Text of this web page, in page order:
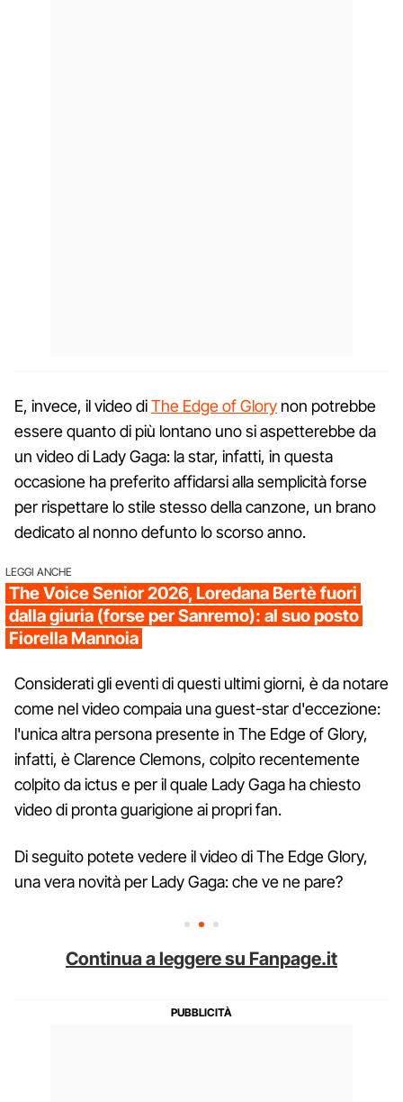
E, invece, il video diThe Edge of Glory non potrebbe
essere quanto di più lontano uno si aspetterebbe da
un video di Lady Gaga: la star, infatti, in questa
occasione ha preferito affidarsi alla semplicità forse
per rispettare lo stile stesso della canzone, un brano
dedicato al nonno defunto lo scorso anno.
LEGGI ANCHE
The Voice Senior 2026, Loredana Bertè fuori
dalla giuria (forse per Sanremo): al suo posto
Fiorella Mannoia
Considerati gli eventi di questi ultimi giorni, è da notare
come nel video compaia una guest-star d'eccezione:
l'unica altra persona presente in The Edge of Glory,
infatti, è Clarence Clemons, colpito recentemente
colpito da ictus e per il quale Lady Gaga ha chiesto
video di pronta guarigione ai propri fan.
Di seguito potete vedere il video di The Edge Glory,
una vera novità per Lady Gaga: che ve ne pare?
Continua a leggere su Fanpage.it